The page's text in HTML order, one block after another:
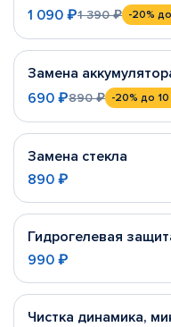
1 090 ₽1 390 ₽ -20%
Замена
690 ₽890 ₽ -20% до 10
Замена стекла
890 ₽
Гидрогелевая
990 ₽
Чистка динамика,